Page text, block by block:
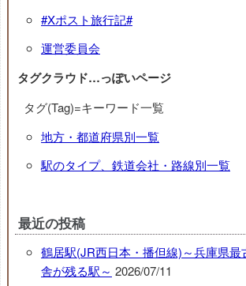
#Xポスト旅行記#
運営委員会
タグクラウド…っぽいページ
タグ(Tag)=キーワード一覧
地方・都道府県別一覧
駅のタイプ、鉄道会社・路線別一覧
最近の投稿
鶴居駅(JR西日本・播但線)～兵庫県最
舎が残る駅～ 2026/07/11